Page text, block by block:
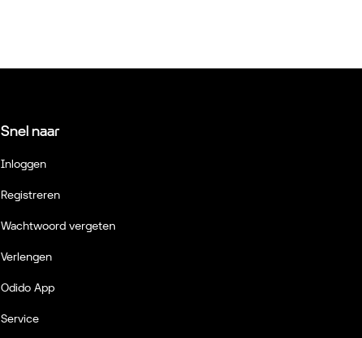
Snel naar
Inloggen
Registreren
Wachtwoord vergeten
Verlengen
Odido App
Service